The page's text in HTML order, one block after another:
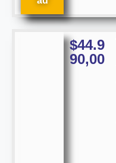
$44.9
90,00